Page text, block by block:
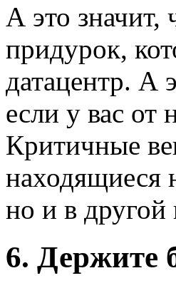
А это значит,
придурок,
датацентр. А
если у вас от
Критичные
находящиеся
но и в
6. Держите